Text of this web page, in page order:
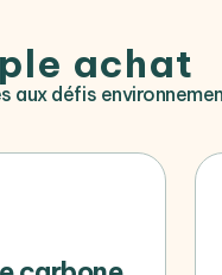
achat
aux défis